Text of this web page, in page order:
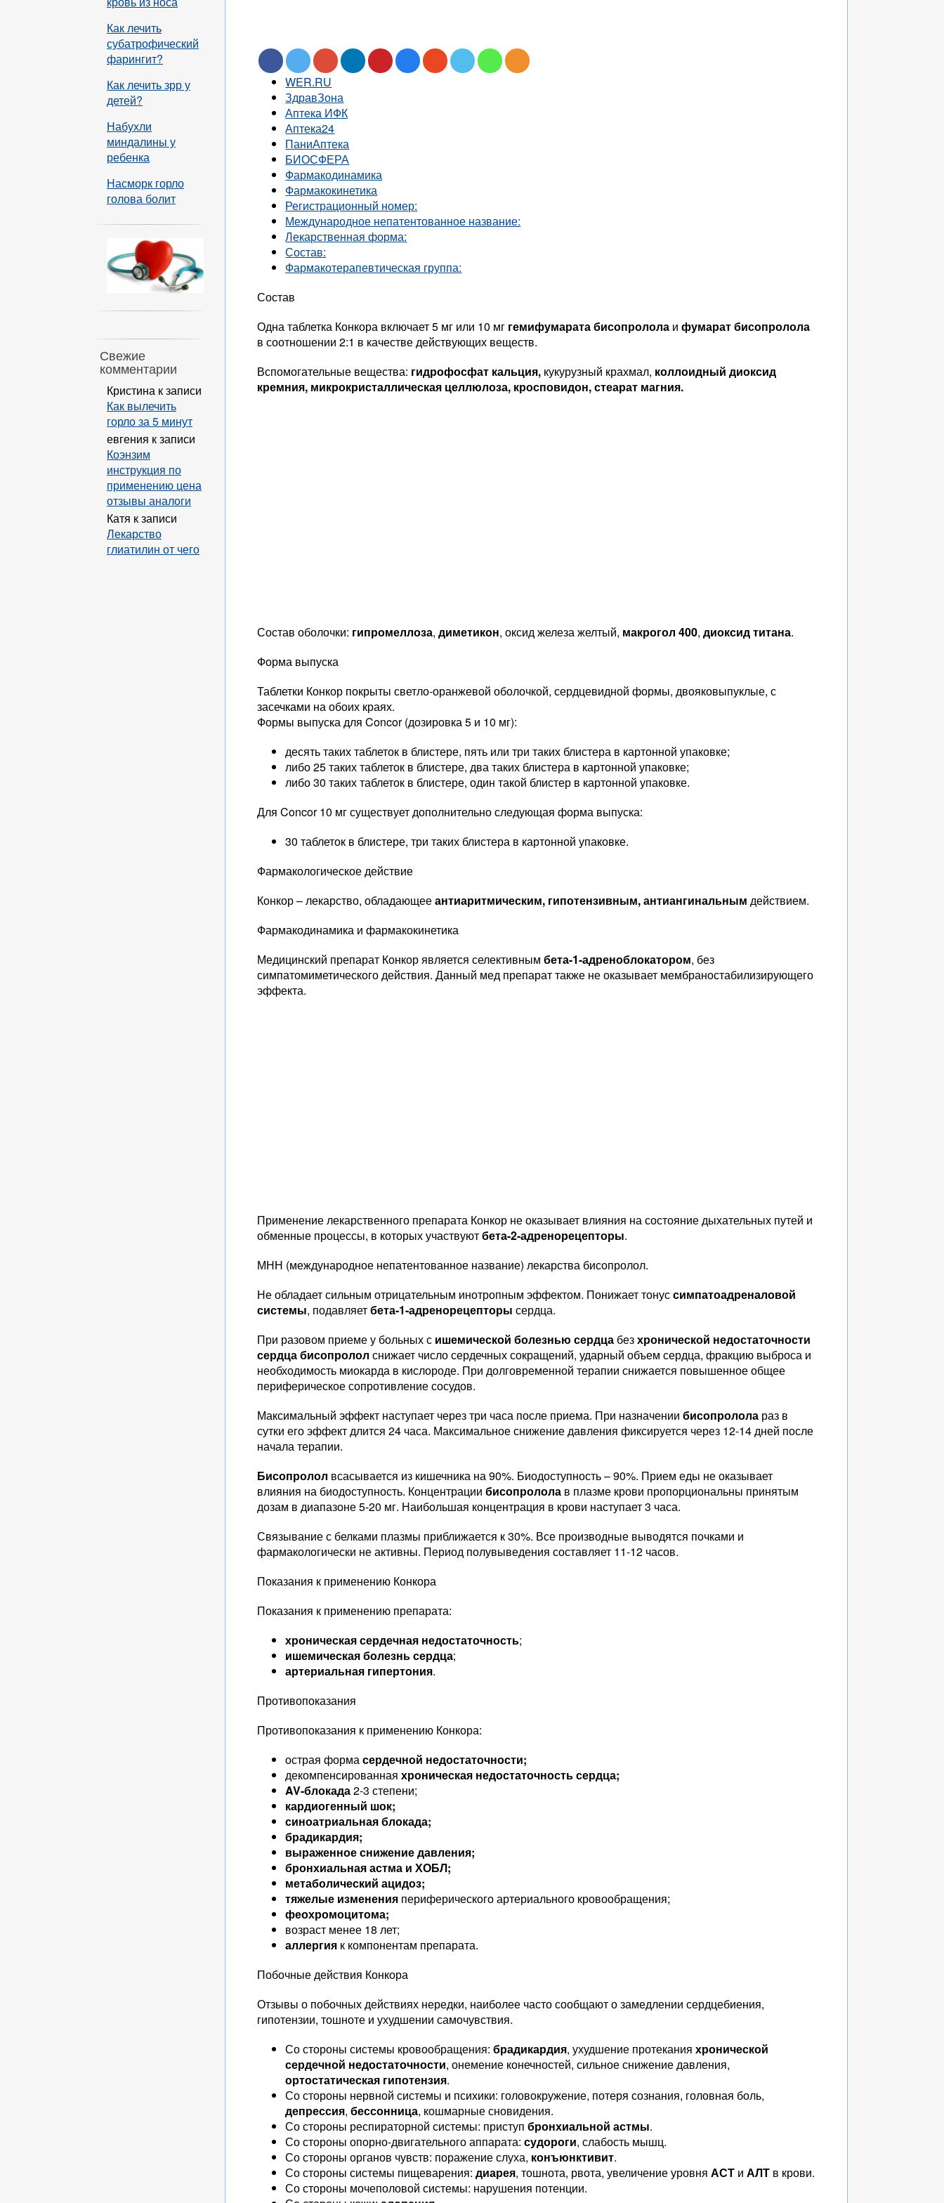
WER.RU
ЗдравЗона
Аптека ИФК
Аптека24
ПаниАптека
БИОСФЕРА
Фармакодинамика
Фармакокинетика
Регистрационный номер:
Международное непатентованное название:
Лекарственная форма:
Состав:
Фармакотерапевтическая группа:
Состав
Одна таблетка Конкора включает 5 мг или 10 мг гемифумарата бисопролола ифумарат бисопролола
в соотношении 2:1 в качестве действующих веществ.
Вспомогательные вещества: гидрофосфат кальция, кукурузный крахмал, коллоидный диоксид
кремния, микрокристаллическая целлюлоза, кросповидон, стеарат магния.
Состав оболочки: гипромеллоза,диметикон, оксид железа желтый, макрогол 400,диоксид титана.
Форма выпуска
Таблетки Конкор покрыты светло-оранжевой оболочкой, сердцевидной формы, двояковыпуклые, с
засечками на обоих краях.
Формы выпуска для Concor (дозировка 5 и 10 мг):
десять таких таблеток в блистере, пять или три таких блистера в картонной упаковке;
либо 25 таких таблеток в блистере, два таких блистера в картонной упаковке;
либо 30 таких таблеток в блистере, один такой блистер в картонной упаковке.
Для Concor 10 мг существует дополнительно следующая форма выпуска:
30 таблеток в блистере, три таких блистера в картонной упаковке.
Фармакологическое действие
Конкор – лекарство, обладающееантиаритмическим, гипотензивным, антиангинальным действием.
Фармакодинамика и фармакокинетика
Медицинский препарат Конкор является селективнымбета-1-адреноблокатором, без
симпатомиметического действия. Данный мед препарат также не оказывает мембраностабилизирующего
эффекта.
Применение лекарственного препарата Конкор не оказывает влияния на состояние дыхательных путей и
обменные процессы, в которых участвуютбета-2-адренорецепторы.
МНН (международное непатентованное название) лекарства бисопролол.
Не обладает сильным отрицательным инотропным эффектом. Понижает тонуссимпатоадреналовой
системы, подавляетбета-1-адренорецепторы сердца.
При разовом приеме у больных с ишемической болезнью сердца безхронической недостаточности
сердцабисопролол снижает число сердечных сокращений, ударный объем сердца, фракцию выброса и
необходимость миокарда в кислороде. При долговременной терапии снижается повышенное общее
периферическое сопротивление сосудов.
Максимальный эффект наступает через три часа после приема. При назначениибисопролола раз в
сутки его эффект длится 24 часа. Максимальное снижение давления фиксируется через 12-14 дней после
начала терапии.
Бисопролол всасывается из кишечника на 90%. Биодоступность – 90%. Прием еды не оказывает
влияния на биодоступность. Концентрациибисопролола в плазме крови пропорциональны принятым
дозам в диапазоне 5-20 мг. Наибольшая концентрация в крови наступает 3 часа.
Связывание с белками плазмы приближается к 30%. Все производные выводятся почками и
фармакологически не активны. Период полувыведения составляет 11-12 часов.
Показания к применению Конкора
Показания к применению препарата:
хроническая сердечная недостаточность;
ишемическая болезнь сердца;
артериальная гипертония.
Противопоказания
Противопоказания к применению Конкора:
острая формасердечной недостаточности;
декомпенсированнаяхроническая недостаточность сердца;
AV-блокада2-3 степени;
кардиогенный шок;
синоатриальная блокада;
брадикардия;
выраженное снижение давления;
бронхиальная астма и ХОБЛ;
метаболический ацидоз;
тяжелые изменения периферического артериального кровообращения;
феохромоцитома;
возраст менее 18 лет;
аллергия к компонентам препарата.
Побочные действия Конкора
Отзывы о побочных действиях нередки, наиболее часто сообщают о замедлении сердцебиения,
гипотензии, тошноте и ухудшении самочувствия.
Со стороны системы кровообращения:брадикардия, ухудшение протеканияхронической
сердечной недостаточности, онемение конечностей, сильное снижение давления,
ортостатическая гипотензия.
Со стороны нервной системы и психики: головокружение, потеря сознания, головная боль,
депрессия,бессонница, кошмарные сновидения.
Со стороны респираторной системы: приступбронхиальной астмы.
Со стороны опорно-двигательного аппарата:судороги, слабость мышц.
Со стороны органов чувств: поражение слуха, конъюнктивит.
Со стороны системы пищеварения:диарея, тошнота, рвота, увеличение уровняАСТ иАЛТ в крови.
Со стороны мочеполовой системы: нарушения потенции.
Как лечить
субатрофический
фарингит?
Как лечить зрр у
детей?
Набухли
миндалины у
ребенка
Насморк горло
голова болит
Свежие
комментарии
Кристина к записи
Как вылечить
горло за 5 минут
евгения к записи
Коэнзим
инструкция по
применению цена
отзывы аналоги
Катя к записи
Лекарство
глиатилин от чего